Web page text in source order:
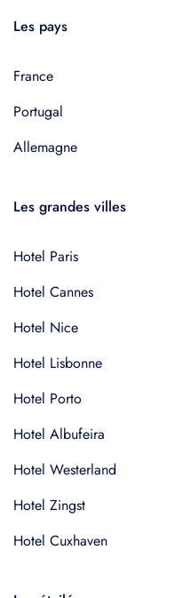
Les pays
France
Portugal
Allemagne
Les grandes villes
Hotel Paris
Hotel Cannes
Hotel Nice
Hotel Lisbonne
Hotel Porto
Hotel Albufeira
Hotel Westerland
Hotel Zingst
Hotel Cuxhaven